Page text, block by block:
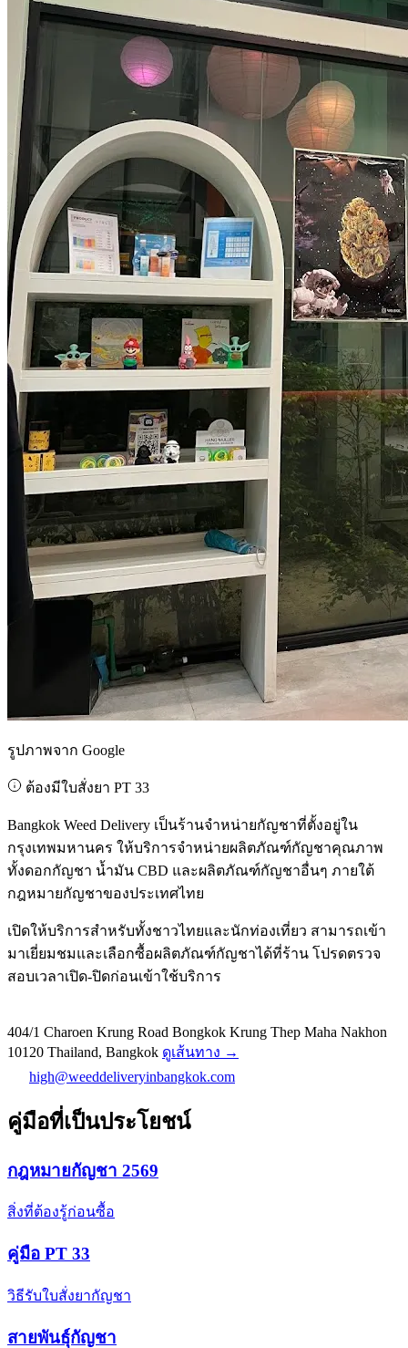
รูปภาพจาก Google
ต้องมีใบสั่งยา PT 33
Bangkok Weed Delivery เป็นร้านจำหน่ายกัญชาที่ตั้งอยู่ใน
กรุงเทพมหานคร ให้บริการจำหน่ายผลิตภัณฑ์กัญชาคุณภาพ
ทั้งดอกกัญชา น้ำมัน CBD และผลิตภัณฑ์กัญชาอื่นๆ ภายใต้
กฎหมายกัญชาของประเทศไทย
เปิดให้บริการสำหรับทั้งชาวไทยและนักท่องเที่ยว สามารถเข้า
มาเยี่ยมชมและเลือกซื้อผลิตภัณฑ์กัญชาได้ที่ร้าน โปรดตรวจ
สอบเวลาเปิด-ปิดก่อนเข้าใช้บริการ
404/1 Charoen Krung Road Bongkok Krung Thep Maha Nakhon
10120 Thailand, Bangkok ดูเส้นทาง →
high@weeddeliveryinbangkok.com
คู่มือที่เป็นประโยชน์
กฎหมายกัญชา 2569
สิ่งที่ต้องรู้ก่อนซื้อ
คู่มือ PT 33
วิธีรับใบสั่งยากัญชา
สายพันธุ์กัญชา